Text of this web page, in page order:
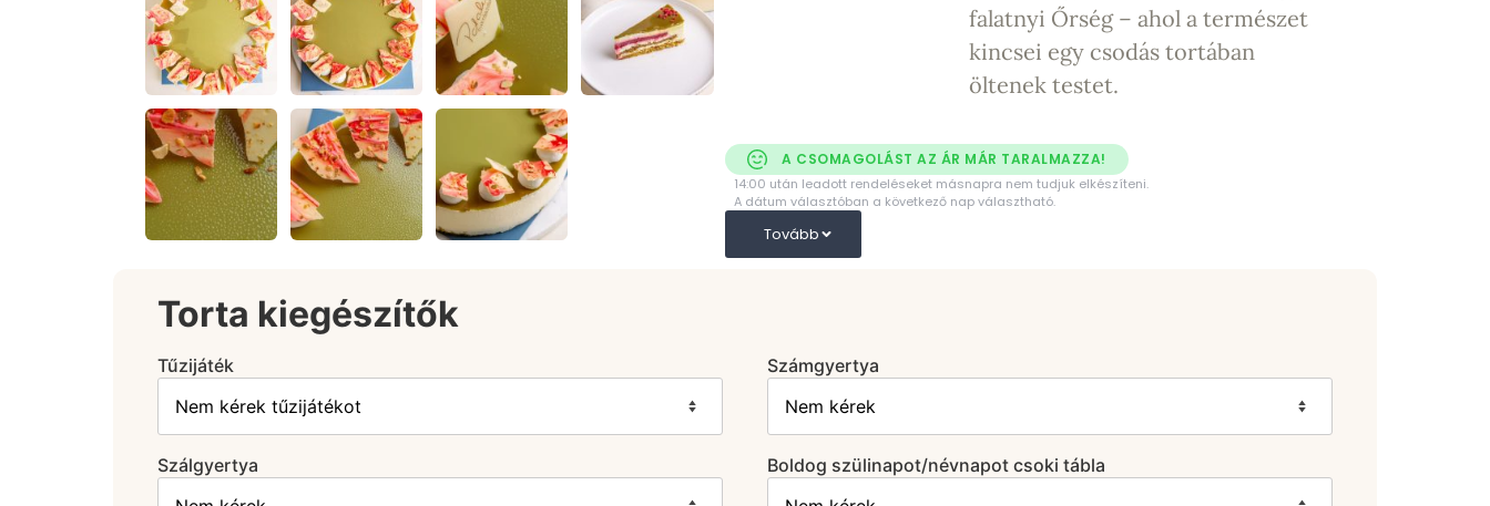
falatnyi Őrség – ahol a természet
kincsei egy csodás tortában
öltenek testet.
A CSOMAGOLÁST AZ ÁR MÁR TARALMAZZA!
14:00 után leadott rendeléseket másnapra nem tudjuk elkészíteni.
A dátum választóban a következő nap választható.
Tovább
Torta kiegészítők
Tűzijáték Számgyertya
Szálgyertya Boldog szülinapot/névnapot csoki tábla